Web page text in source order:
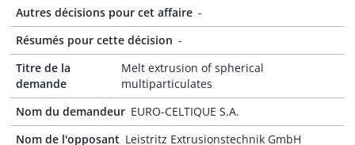
Autres décisions pour cet affaire -
Résumés pour cette décision -
Titre de la
demande
Melt extrusion of spherical
multiparticulates
Nom du demandeur EURO-CELTIQUE S.A.
Nom de l'opposant Leistritz Extrusionstechnik GmbH